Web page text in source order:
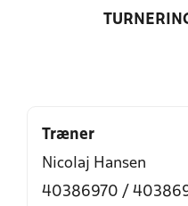
Træner
Nicolaj Hansen
40386970 /